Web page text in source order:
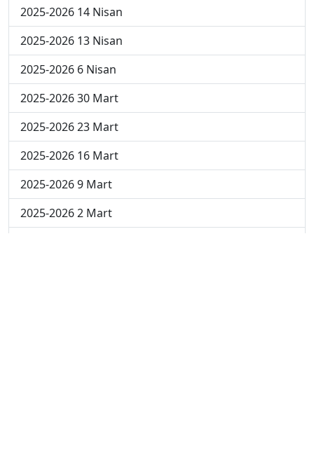
2025-2026 14 Nisan
2025-2026 13 Nisan
2025-2026 6 Nisan
2025-2026 30 Mart
2025-2026 23 Mart
2025-2026 16 Mart
2025-2026 9 Mart
2025-2026 2 Mart